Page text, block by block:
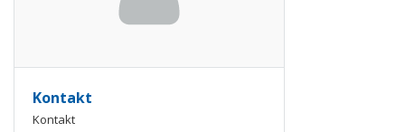
Kontakt
Kontakt